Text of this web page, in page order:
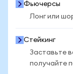
Фьючерсы
Лонг или
Стейкинг
Заставьте
получайте